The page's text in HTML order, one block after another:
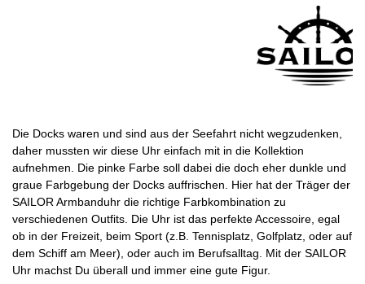
Die Docks waren und sind aus der Seefahrt nicht wegzudenken,
daher mussten wir diese Uhr einfach mit in die Kollektion
aufnehmen. Die pinke Farbe soll dabei die doch eher dunkle und
graue Farbgebung der Docks auffrischen. Hier hat der Träger der
SAILOR Armbanduhr die richtige Farbkombination zu
verschiedenen Outfits. Die Uhr ist das perfekte Accessoire, egal
ob in der Freizeit, beim Sport (z.B. Tennisplatz, Golfplatz, oder auf
dem Schiff am Meer), oder auch im Berufsalltag. Mit der SAILOR
Uhr machst Du überall und immer eine gute Figur.